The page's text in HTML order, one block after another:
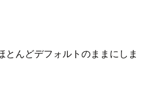
んどデフォルトのままにしま